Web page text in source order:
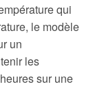
qui
le modèle
un
les
sur une